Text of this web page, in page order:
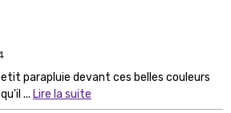
parapluie devant ces belles couleurs
... Lire la suite